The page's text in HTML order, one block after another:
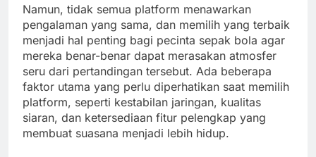
Namun, tidak semua platform menawarkan
pengalaman yang sama, dan memilih yang terbaik
menjadi hal penting bagi pecinta sepak bola agar
mereka benar-benar dapat merasakan atmosfer
seru dari pertandingan tersebut. Ada beberapa
faktor utama yang perlu diperhatikan saat memilih
platform, seperti kestabilan jaringan, kualitas
siaran, dan ketersediaan fitur pelengkap yang
membuat suasana menjadi lebih hidup.